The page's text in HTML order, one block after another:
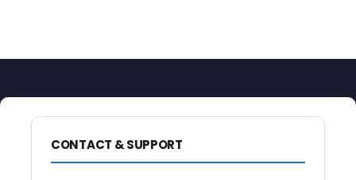
CONTACT & SUPPORT